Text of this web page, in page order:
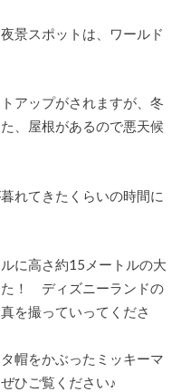
景スポットは、ワールド
アップがされますが、冬
、屋根があるので悪天候
れてきたくらいの時間に
に高さ約15メートルの大
た！ ディズニーランドの
を撮っていってくださ
帽をかぶったミッキーマ
ひご覧ください♪